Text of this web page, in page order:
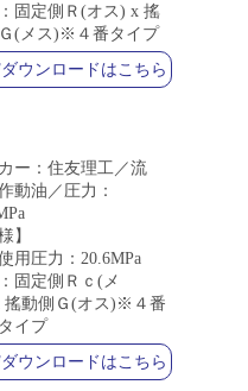
固定側Ｒ(オス) x 搖
(メス)※４番タイプ
ウンロードはこちら
ー：住友理工／流
動油／圧力：
】
用圧力：20.6MPa
固定側Ｒｃ(メ
搖動側Ｇ(オス)※４番
イプ
ウンロードはこちら